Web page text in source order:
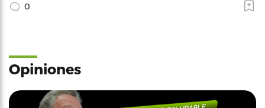
0
Opiniones